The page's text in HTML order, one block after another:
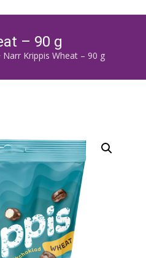
– 90 g
Narr Krippis Wheat – 90 g